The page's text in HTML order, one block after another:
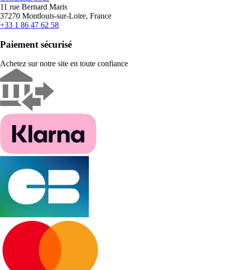
11 rue Bernard Maris
37270 Montlouis-sur-Loire, France
+33 1 86 47 62 58
Paiement sécurisé
Achetez sur notre site en toute confiance